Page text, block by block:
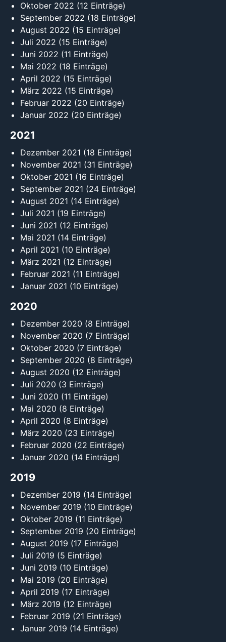
Oktober 2022 (12 Einträge)
September 2022 (18 Einträge)
August 2022 (15 Einträge)
Juli 2022 (15 Einträge)
Juni 2022 (11 Einträge)
Mai 2022 (18 Einträge)
April 2022 (15 Einträge)
März 2022 (15 Einträge)
Februar 2022 (20 Einträge)
Januar 2022 (20 Einträge)
2021
Dezember 2021 (18 Einträge)
November 2021 (31 Einträge)
Oktober 2021 (16 Einträge)
September 2021 (24 Einträge)
August 2021 (14 Einträge)
Juli 2021 (19 Einträge)
Juni 2021 (12 Einträge)
Mai 2021 (14 Einträge)
April 2021 (10 Einträge)
März 2021 (12 Einträge)
Februar 2021 (11 Einträge)
Januar 2021 (10 Einträge)
2020
Dezember 2020 (8 Einträge)
November 2020 (7 Einträge)
Oktober 2020 (7 Einträge)
September 2020 (8 Einträge)
August 2020 (12 Einträge)
Juli 2020 (3 Einträge)
Juni 2020 (11 Einträge)
Mai 2020 (8 Einträge)
April 2020 (8 Einträge)
März 2020 (23 Einträge)
Februar 2020 (22 Einträge)
Januar 2020 (14 Einträge)
2019
Dezember 2019 (14 Einträge)
November 2019 (10 Einträge)
Oktober 2019 (11 Einträge)
September 2019 (20 Einträge)
August 2019 (17 Einträge)
Juli 2019 (5 Einträge)
Juni 2019 (10 Einträge)
Mai 2019 (20 Einträge)
April 2019 (17 Einträge)
März 2019 (12 Einträge)
Februar 2019 (21 Einträge)
Januar 2019 (14 Einträge)